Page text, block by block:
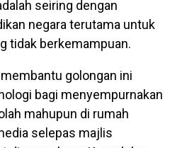
seiring dengan
negara terutama untuk
tidak berkemampuan.
golongan ini
bagi menyempurnakan
mahupun di rumah
selepas majlis